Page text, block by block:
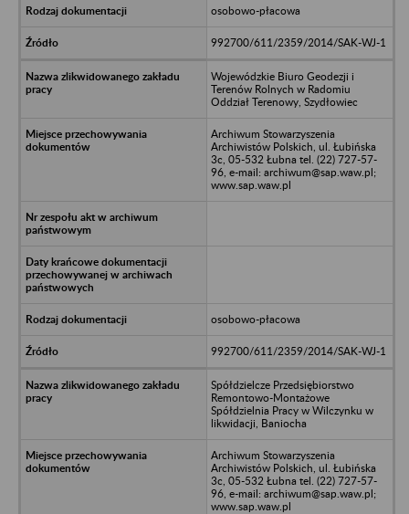
osobowo-płacowa
992700/611/2359/2014/SAK-WJ-1
Wojewódzkie Biuro Geodezji i
Terenów Rolnych w Radomiu
Oddział Terenowy, Szydłowiec
Archiwum Stowarzyszenia
Archiwistów Polskich, ul. Łubińska
3c, 05-532 Łubna tel. (22) 727-57-
96, e-mail: archiwum@sap.waw.pl;
www.sap.waw.pl
osobowo-płacowa
992700/611/2359/2014/SAK-WJ-1
Spółdzielcze Przedsiębiorstwo
Remontowo-Montażowe
Spółdzielnia Pracy w Wilczynku w
likwidacji, Baniocha
Archiwum Stowarzyszenia
Archiwistów Polskich, ul. Łubińska
3c, 05-532 Łubna tel. (22) 727-57-
96, e-mail: archiwum@sap.waw.pl;
www.sap.waw.pl